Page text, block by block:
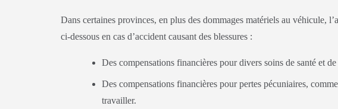
Dans certaines provinces, en plus des dommages matériels au véhicule,
ci-dessous en cas d’accident causant des blessures :
Des compensations financières pour divers soins de santé et
Des compensations financières pour pertes pécuniaires,
travailler.